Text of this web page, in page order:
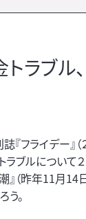
ブル、
フライデー』
ブルについて
』（昨年11月
。